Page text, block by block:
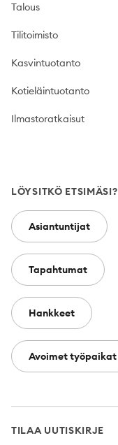
Talous
Tilitoimisto
Kasvintuotanto
Kotieläintuotanto
Ilmastoratkaisut
LÖYSITKÖ ETSIMÄSI?
Asiantuntijat
Tapahtumat
Hankkeet
Avoimet työpaikat
TILAA UUTISKIRJE